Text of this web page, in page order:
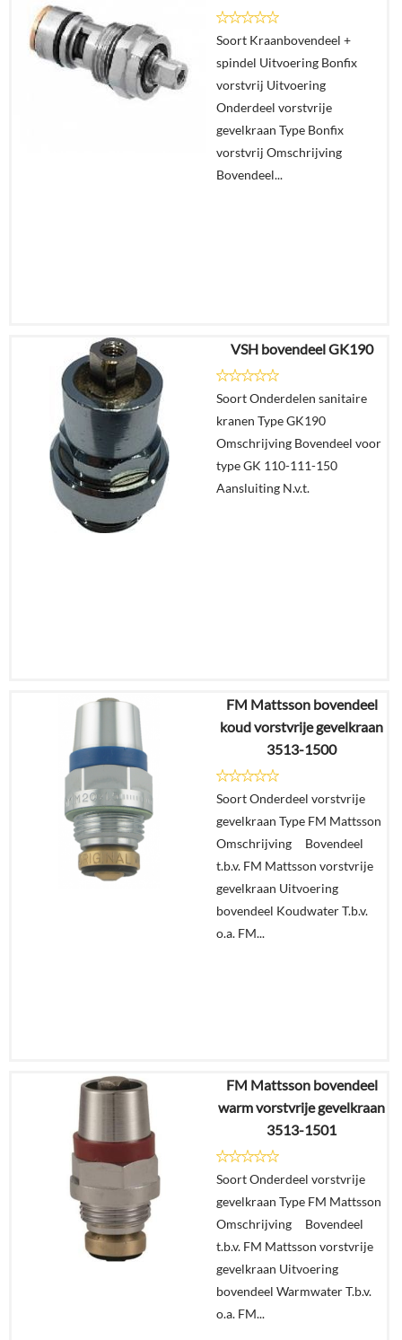
In
winkelmand
Soort Kraanbovendeel +
spindel Uitvoering Bonfix
vorstvrij Uitvoering
Onderdeel vorstvrije
gevelkraan Type Bonfix
vorstvrij Omschrijving
Bovendeel...
€48,93
Details
VSH bovendeel GK190
Soort Onderdelen sanitaire
kranen Type GK190
Omschrijving Bovendeel voor
type GK 110-111-150
Aansluiting N.v.t.
€144,46
€99,95
In
winkelmand
FM Mattsson bovendeel
koud vorstvrije gevelkraan
3513-1500
Soort Onderdeel vorstvrije
gevelkraan Type FM Mattsson
Omschrijving Bovendeel
t.b.v. FM Mattsson vorstvrije
gevelkraan Uitvoering
bovendeel Koudwater T.b.v.
o.a. FM...
€42,34
€31,56
In
winkelmand
FM Mattsson bovendeel
warm vorstvrije gevelkraan
3513-1501
Soort Onderdeel vorstvrije
gevelkraan Type FM Mattsson
Omschrijving Bovendeel
t.b.v. FM Mattsson vorstvrije
gevelkraan Uitvoering
bovendeel Warmwater T.b.v.
o.a. FM...